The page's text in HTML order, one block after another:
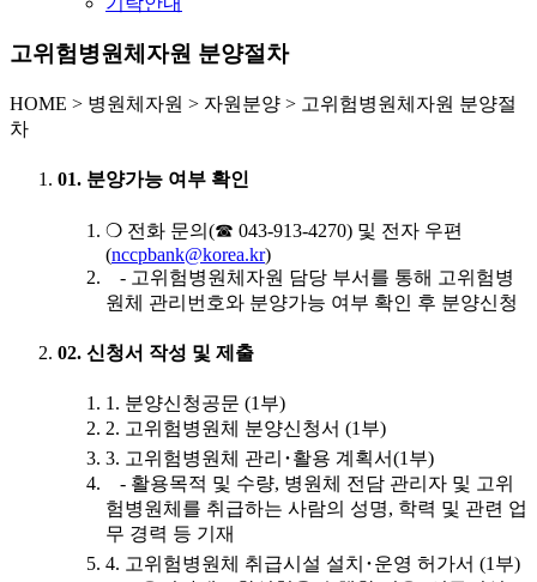
고위험병원체자원 분양절차
HOME > 병원체자원 > 자원분양 > 고위험병원체자원 분양절
차
01. 분양가능 여부 확인
❍ 전화 문의(☎ 043-913-4270) 및 전자 우편
(nccpbank@korea.kr)
- 고위험병원체자원 담당 부서를 통해 고위험병
원체 관리번호와 분양가능 여부 확인 후 분양신청
02. 신청서 작성 및 제출
1. 분양신청공문 (1부)
2. 고위험병원체 분양신청서 (1부)
3. 고위험병원체 관리･활용 계획서(1부)
- 활용목적 및 수량, 병원체 전담 관리자 및 고위
험병원체를 취급하는 사람의 성명, 학력 및 관련 업
무 경력 등 기재
4. 고위험병원체 취급시설 설치･운영 허가서 (1부)